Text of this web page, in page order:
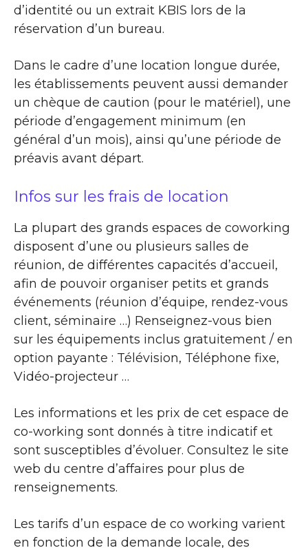
d’identité ou un extrait KBIS lors de la
réservation d’un bureau.
Dans le cadre d’une location longue durée,
les établissements peuvent aussi demander
un chèque de caution (pour le matériel), une
période d’engagement minimum (en
général d’un mois), ainsi qu’une période de
préavis avant départ.
Infos sur les frais de location
La plupart des grands espaces de coworking
disposent d’une ou plusieurs salles de
réunion, de différentes capacités d’accueil,
afin de pouvoir organiser petits et grands
événements (réunion d’équipe, rendez-vous
client, séminaire …) Renseignez-vous bien
sur les équipements inclus gratuitement / en
option payante : Télévision, Téléphone fixe,
Vidéo-projecteur …
Les informations et les prix de cet espace de
co-working sont donnés à titre indicatif et
sont susceptibles d’évoluer. Consultez le site
web du centre d’affaires pour plus de
renseignements.
Les tarifs d’un espace de co working varient
en fonction de la demande locale, des